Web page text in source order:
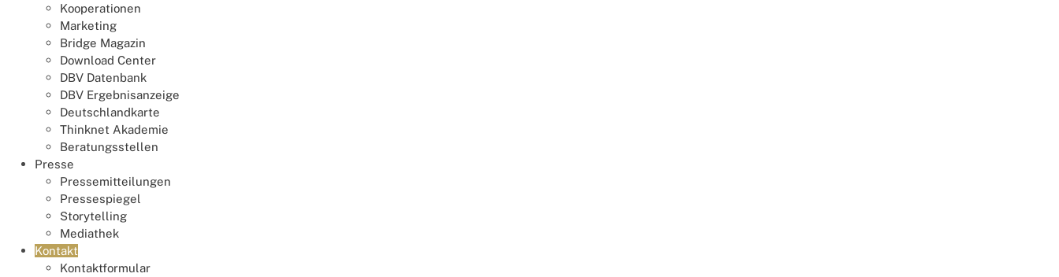
Kooperationen
Marketing
Bridge Magazin
Download Center
DBV Datenbank
DBV Ergebnisanzeige
Deutschlandkarte
Thinknet Akademie
Beratungsstellen
Presse
Pressemitteilungen
Pressespiegel
Storytelling
Mediathek
Kontakt
Kontaktformular